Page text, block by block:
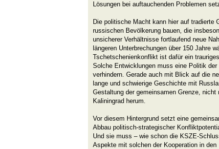
Lösungen bei auftauchenden Problemen
Die politische Macht kann hier auf tradierte
russischen Bevölkerung bauen, die
unsicherer Verhältnisse fortlaufend neue
längeren Unterbrechungen über 150 Jahre
Tschetschenienkonflikt ist dafür ein
Solche Entwicklungen muss eine Politik
verhindern. Gerade auch mit Blick auf die
lange und schwierige Geschichte mit
Gestaltung der gemeinsamen Grenze, nicht
Kaliningrad herum.
Vor diesem Hintergrund setzt eine
Abbau politisch-strategischer
Und sie muss – wie schon die KSZE-
Aspekte mit solchen der Kooperation in